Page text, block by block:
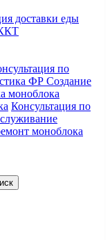
доставки еды
по
ФР Создание
моноблока
Консультация по
моноблока